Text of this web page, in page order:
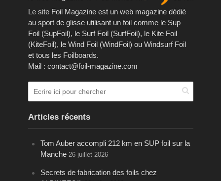
Le site Foil Magazine est un web magazine dédié
au sport de glisse utilisant un foil comme le Sup
Foil (SupFoil), le Surf Foil (SurfFoil), le Kite Foil
(KiteFoil), le Wind Foil (WindFoil) ou Windsurf Foil
et tous les Foilboards.
Mail : contact@foil-magazine.com
Articles récents
Tom Auber accompli 212 km en SUP foil sur la
Manche 26 juillet 2026
Secrets de fabrication des foils chez